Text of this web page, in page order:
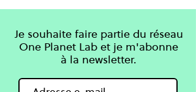
Je souhaite faire partie du réseau
One Planet Lab et je m'abonne
à la newsletter.